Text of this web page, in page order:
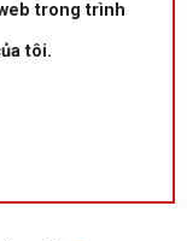
trong trình
tôi.